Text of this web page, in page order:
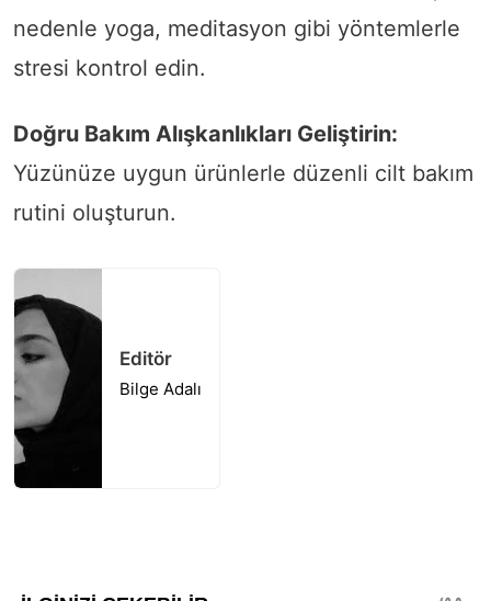
nedenle yoga, meditasyon gibi yöntemlerle
stresi kontrol edin.
Doğru Bakım Alışkanlıkları Geliştirin:
Yüzünüze uygun ürünlerle düzenli cilt bakım
rutini oluşturun.
Editör
Bilge Adalı